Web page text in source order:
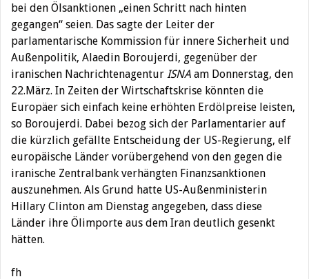
bei den Ölsanktionen „einen Schritt nach hinten
gegangen“ seien. Das sagte der Leiter der
parlamentarische Kommission für innere Sicherheit und
Außenpolitik, Alaedin Boroujerdi, gegenüber der
iranischen Nachrichtenagentur ISNA am Donnerstag, den
22.März. In Zeiten der Wirtschaftskrise könnten die
Europäer sich einfach keine erhöhten Erdölpreise leisten,
so Boroujerdi. Dabei bezog sich der Parlamentarier auf
die kürzlich gefällte Entscheidung der US-Regierung, elf
europäische Länder vorübergehend von den gegen die
iranische Zentralbank verhängten Finanzsanktionen
auszunehmen. Als Grund hatte US-Außenministerin
Hillary Clinton am Dienstag angegeben, dass diese
Länder ihre Ölimporte aus dem Iran deutlich gesenkt
hätten.
fh